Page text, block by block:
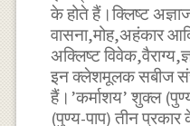
के होते हैं।क्लिष्ट
वासना,मोह,अहंकार
अक्लिष्ट
इन क्लेशमूलक सबीज
हैं।’कर्माशय’ शुक्ल
(पुण्य-पाप) तीन